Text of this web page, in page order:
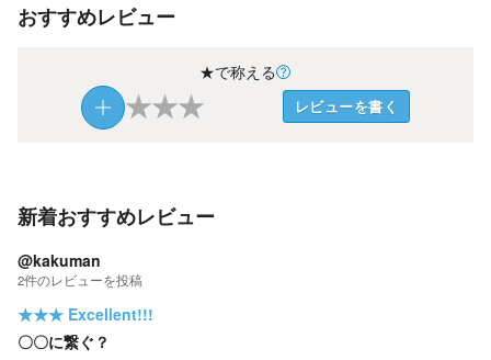
おすすめレビュー
★で称える
★★★ レビューを書く
新着おすすめレビュー
@kakuman
2件のレビューを投稿
★★★ Excellent!!!
〇〇に繋ぐ？